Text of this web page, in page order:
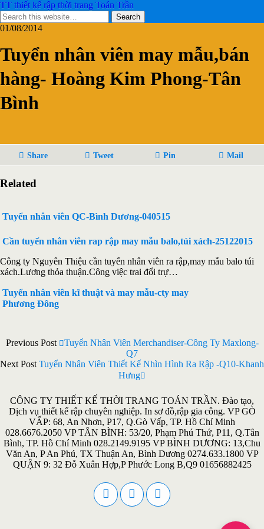
TT thiết kế rập thời trang Toán Trần
01/08/2014
Tuyển nhân viên may mẫu,bán
hàng- Hoàng Kim Phong-Tân
Bình
Share Tweet Pin Mail
Related
Tuyển nhân viên QC-Bình Dương-040515
Cần tuyển nhân viên rap rập may mẫu balo,túi xách-25122015
Công ty Nguyên Thiệu cần tuyển nhân viên ra rập,may mẫu balo túi
xách.Lương thỏa thuận.Công việc trai đổi trự…
Tuyển nhân viên kĩ thuật và may mẫu-cty may
Phương Đông
Previous Post
Tuyển Nhân Viên Merchandiser-Công Ty Maxlong-
Q7
Next PostTuyển Nhân Viên Thiết Kế Nhìn Hình Ra Rập -Q10-Khanh
Hưng
CÔNG TY THIẾT KẾ THỜI TRANG TOÁN TRẦN. Đào tạo,
Dịch vụ thiết kế rập chuyên nghiệp. In sơ đồ,rập gia công. VP GÒ
VẤP: 68, An Nhơn, P17, Q.Gò Vấp, TP. Hồ Chí Minh
028.6676.2050 VP TÂN BÌNH: 53/20, Phạm Phú Thứ, P11, Q.Tân
Bình, TP. Hồ Chí Minh 028.2149.9195 VP BÌNH DƯƠNG: 13,Chu
Văn An, P An Phú, TX Thuận An, Bình Dương 0274.633.1800 VP
QUẬN 9: 32 Đỗ Xuân Hợp,P Phước Long B,Q9 01656882425